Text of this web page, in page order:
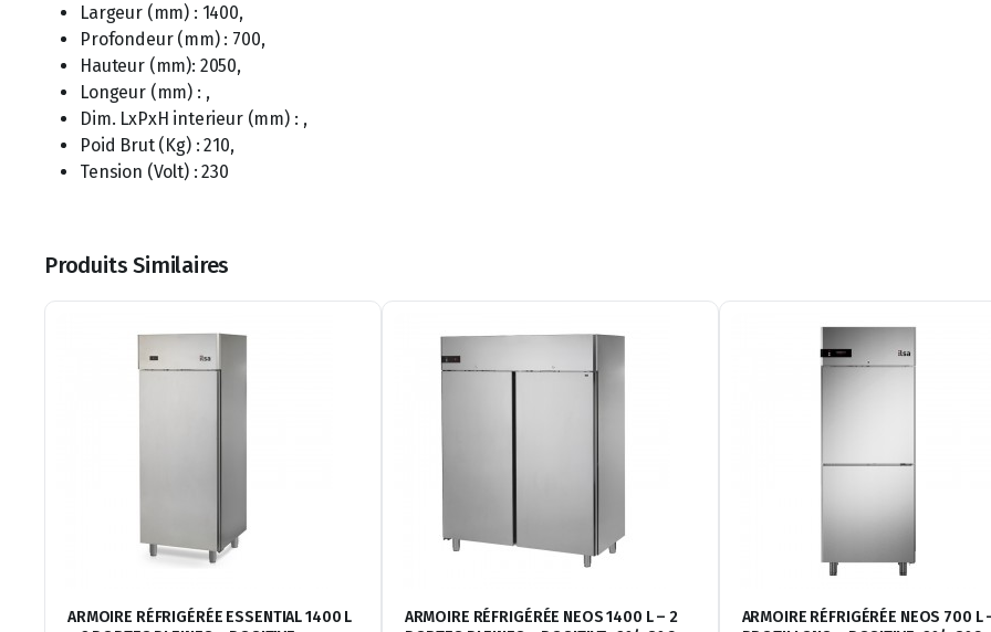
Largeur (mm) : 1400,
Profondeur (mm) : 700,
Hauteur (mm): 2050,
Longeur (mm) : ,
Dim. LxPxH interieur (mm) : ,
Poid Brut (Kg) : 210,
Tension (Volt) : 230
Produits Similaires
ARMOIRE RÉFRIGÉRÉE ESSENTIAL 1400 L
ARMOIRE RÉFRIGÉRÉE NEOS 1400 L – 2
ARMOIRE RÉFRIGÉRÉE NEOS 700 L